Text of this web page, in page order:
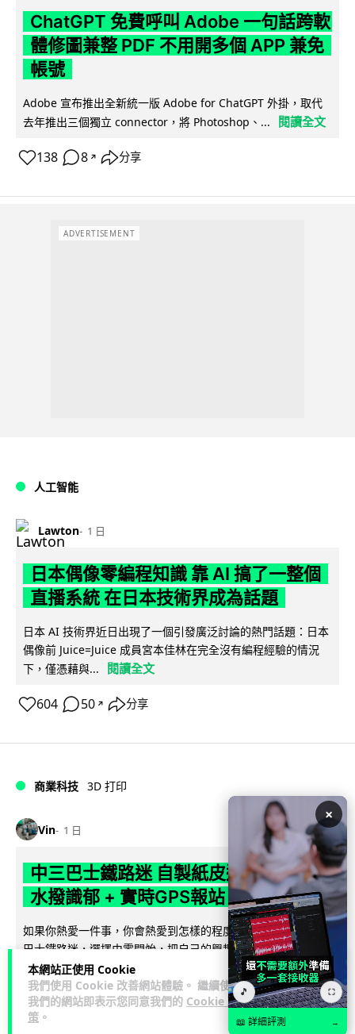
本網站正使用 Cookie
我們使用 Cookie 改善網站體驗。 繼續使用
我們的網站即表示您同意我們的 Cookie 政
策 。
ChatGPT 免費呼叫 Adobe 一句話跨軟
體修圖兼整 PDF 不用開多個 APP 兼免
帳號
Adobe 宣布推出全新統一版 Adobe for ChatGPT 外掛，取代
去年推出三個獨立 connector，將 Photoshop、...
閱讀全文
138 8 ↗ 分享
ADVERTISEMENT
人工智能
Lawton 1 日
日本偶像零編程知識 靠 AI 搞了一整個
直播系統 在日本技術界成為話題
日本 AI 技術界近日出現了一個引發廣泛討論的熱門話題：日本
偶像前 Juice=Juice 成員宮本佳林在完全沒有編程經驗的情況
下，僅憑藉與...
閱讀全文
604 50 ↗ 分享
商業科技 3D 打印
Vin 1 日
中三巴士鐵路迷 自製紙皮遙控巴士 門,
水撥識郁 + 實時GPS報站
如果你熱愛一件事，你會熱愛到怎樣的程度？一位就讀中三的
巴士鐵路迷，選擇由零開始，把自己的興趣一步步變成真正可
以運作的作品。他以紙皮親手製作出...
閱讀全文
4,479 251↗ 分享
×
🎵 ⛶
📖 詳細評測 →